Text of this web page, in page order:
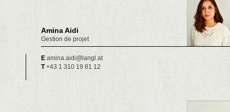
Amina Aidi
Gestion de projet
E amina.aidi@langl.at
T+43 1 310 19 81 12